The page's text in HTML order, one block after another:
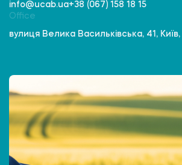
info@ucab.ua+38 (067) 158 18 15
Office
вулиця Велика Васильківська, 41,